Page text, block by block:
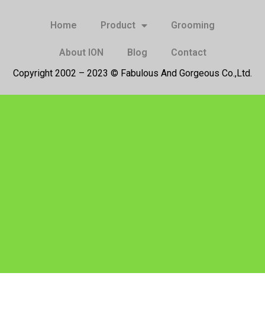
Home Product Grooming
About ION Blog
Contact
Copyright 2002 – 2023 © Fabulous And Gorgeous Co.,Ltd.